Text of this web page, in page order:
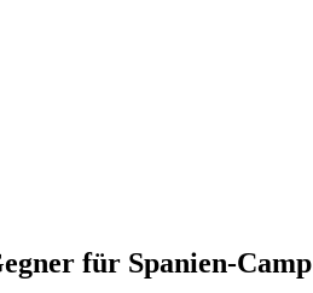
für Spanien-Camp